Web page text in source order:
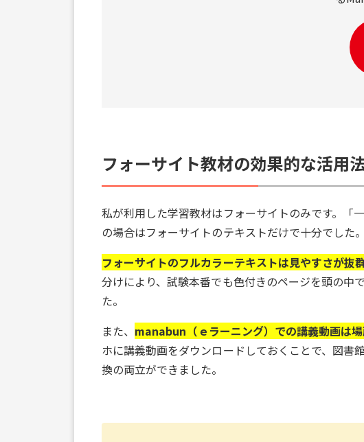
フォーサイト教材の効果的な活用
私が利用した学習教材はフォーサイトのみです。「
の場合はフォーサイトのテキストだけで十分でした。
フォーサイトのフルカラーテキストは見やすさが抜
分けにより、試験本番でも色付きのページを頭の中
た。
また、 manabun（ｅラーニング）での講義動画は
ホに講義動画をダウンロードしておくことで、図書
換の両立ができました。